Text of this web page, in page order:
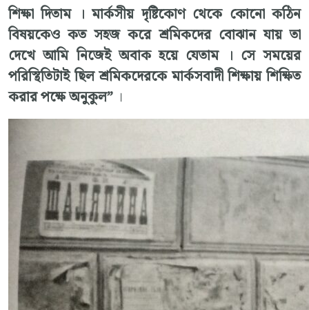
শিক্ষা দিতাম । মার্কসীয় দৃষ্টিকোণ থেকে কোনো কঠিন
বিষয়কেও কত সহজ করে শ্রমিকদের বোঝান যায় তা
দেখে আমি নিজেই অবাক হয়ে যেতাম । সে সময়ের
পরিস্থিতিটাই ছিল শ্রমিকদেরকে মার্কসবাদী শিক্ষায় শিক্ষিত
করার পক্ষে অনুকুল” ।